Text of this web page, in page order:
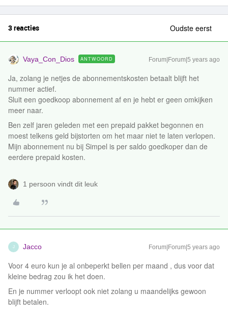
3 reacties Oudste eerst
Vaya_Con_Dios ANTWOORD Forum|Forum|5 years ago
Ja, zolang je netjes de abonnementskosten betaalt blijft het
nummer actief.
Sluit een goedkoop abonnement af en je hebt er geen omkijken
meer naar.
Ben zelf jaren geleden met een prepaid pakket begonnen en
moest telkens geld bijstorten om het maar niet te laten verlopen.
Mijn abonnement nu bij Simpel is per saldo goedkoper dan de
eerdere prepaid kosten.
1 persoon vindt dit leuk
J Jacco Forum|Forum|5 years ago
Voor 4 euro kun je al onbeperkt bellen per maand , dus voor dat
kleine bedrag zou ik het doen.
En je nummer verloopt ook niet zolang u maandelijks gewoon
blijft betalen.